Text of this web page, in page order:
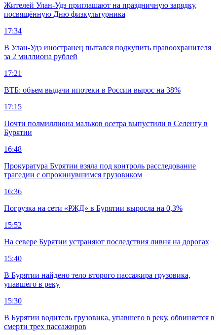
Жителей Улан-Удэ приглашают на праздничную зарядку,
посвящённую Дню физкультурника
17:34
В Улан-Удэ иностранец пытался подкупить правоохранителя
за 2 миллиона рублей
17:21
ВТБ: объем выдачи ипотеки в России вырос на 38%
17:15
Почти полмиллиона мальков осетра выпустили в Селенгу в
Бурятии
16:48
Прокуратура Бурятии взяла под контроль расследование
трагедии с опрокинувшимся грузовиком
16:36
Погрузка на сети «РЖД» в Бурятии выросла на 0,3%
15:52
На севере Бурятии устраняют последствия ливня на дорогах
15:40
В Бурятии найдено тело второго пассажира грузовика,
упавшего в реку
15:30
В Бурятии водитель грузовика, упавшего в реку, обвиняется в
смерти трех пассажиров